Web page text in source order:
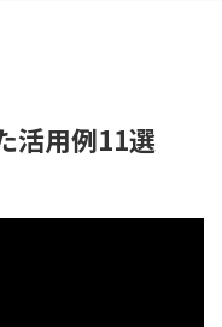
活用例11選